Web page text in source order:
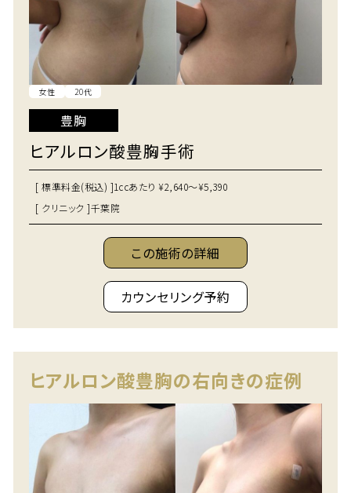
女性 20代
豊胸
ヒアルロン酸豊胸手術
[ 標準料金(税込) ]1ccあたり ¥2,640～¥5,390
[ クリニック ]千葉院
この施術の詳細
カウンセリング予約
ヒアルロン酸豊胸の右向きの症例